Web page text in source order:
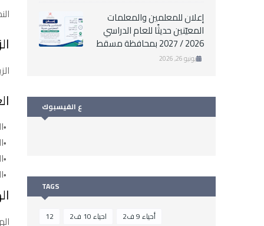
إعلان للمعلمين والمعلمات
المعيّنين حديثًا للعام الدراسي
2026 / 2027 بمحافظة مسقط
يونيو 26, 2026
ع الفيسبوك
TAGS
12 احياء 10 ف2
أحياء 9 ف2